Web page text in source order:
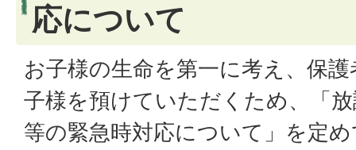
応について
お子様の生命を第一に考え、保
子様を預けていただくため、「
等の緊急時対応について」を定